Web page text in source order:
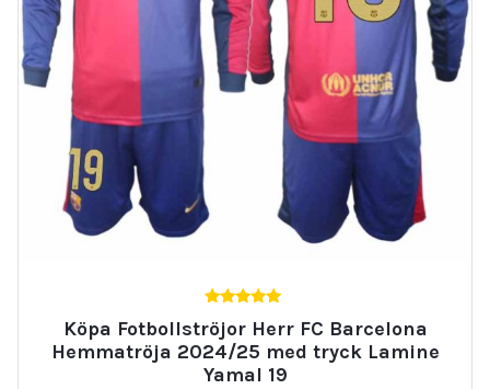
av 5
Köpa Fotbollströjor Herr FC Barcelona
Hemmatröja 2024/25 med tryck Lamine
Yamal 19